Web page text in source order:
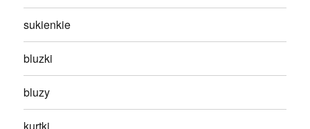
sukienkie
bluzki
bluzy